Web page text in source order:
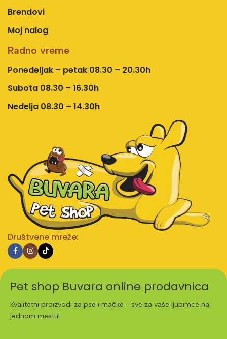
Brendovi
Moj nalog
Radno vreme
Ponedeljak – petak 08.30 – 20.30h
Subota 08.30 – 16.30h
Nedelja 08.30 – 14.30h
Društvene mreže:
Pet shop Buvara online prodavnica
Kvalitetni proizvodi za pse i mačke - sve za vaše ljubimce na
jednom mestu!